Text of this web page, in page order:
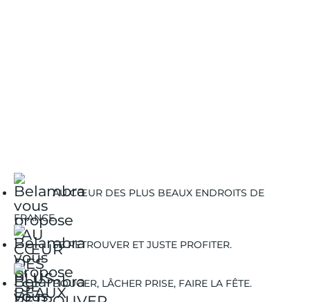
AU CŒUR DES PLUS BEAUX ENDROITS DE
FRANCE.
SE RETROUVER ET JUSTE PROFITER.
BOUGER, LÂCHER PRISE, FAIRE LA FÊTE.